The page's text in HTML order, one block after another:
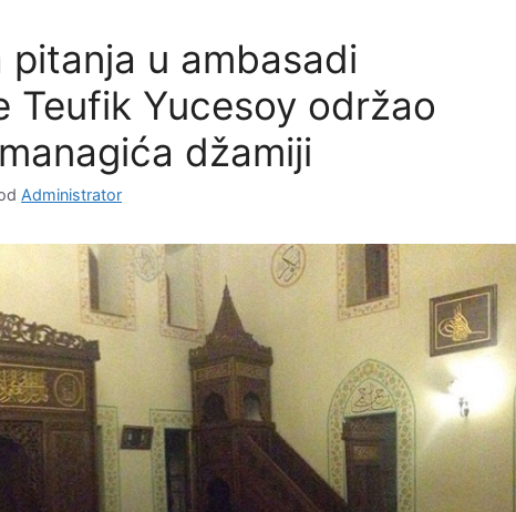
u ambasadi
Teufik Yucesoy održao
džamiji
Administrator